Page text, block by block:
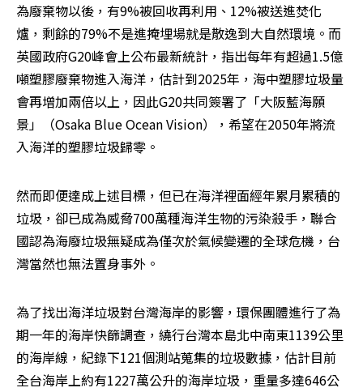
為廢棄物以後，有9%被回收再利用、12%被送進焚化
爐，剩餘的79%不是進掩埋場就是散逸到大自然環境。而
英國政府G20峰會上公布最新統計，指出每年有超過1.5億
噸塑膠廢棄物進入海洋，估計到2025年，海中塑膠垃圾量
會再增加兩倍以上，因此G20共同簽署了「大阪藍海願
景」（Osaka Blue Ocean Vision），希望在2050年將流
入海洋的塑膠垃圾歸零。
然而即便達成上述目標，但已在海洋裡面經年累月累積的
垃圾，卻已成為威脅700萬種海洋生物的污染殺手，聯合
國認為海廢垃圾無疑成為僅次於氣候變遷的全球危機，台
灣當然也無法置身事外。
為了找出海洋垃圾對台灣海岸的影響，環保團體進行了為
期一年的海岸快篩調查，繞行台灣本島北中南東1139公里
的海岸線，紀錄下121個測站蒐集的垃圾數據，估計目前
全台海岸上約有1227萬公升的海岸垃圾，重量多達646公